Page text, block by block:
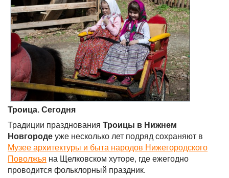
Троица. Сегодня
Традиции празднования Троицы в Нижнем
Новгороде уже несколько лет подряд сохраняют в
Музее архитектуры и быта народов Нижегородского
Поволжья на Щелковском хуторе, где ежегодно
проводится фольклорный праздник.